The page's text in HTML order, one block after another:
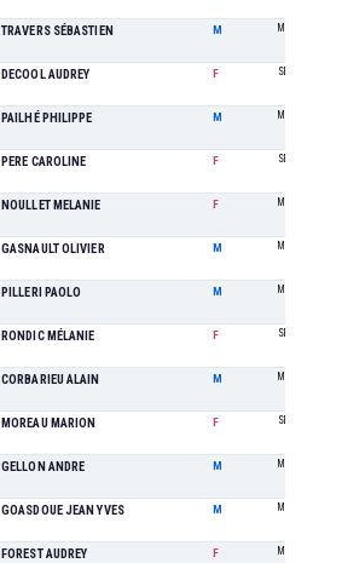
TRAVERS SÉBASTIEN M M1
DECOOL AUDREY F SE
PAILHÉ PHILIPPE M M3
PERE CAROLINE F SE
NOULLET MELANIE F M2
GASNAULT OLIVIER M M3
PILLERI PAOLO M M2
RONDIC MÉLANIE F SE
CORBARIEU ALAIN M M9
MOREAU MARION F SE
GELLON ANDRE M M6
GOASDOUE JEAN YVES M M4
FOREST AUDREY F M1